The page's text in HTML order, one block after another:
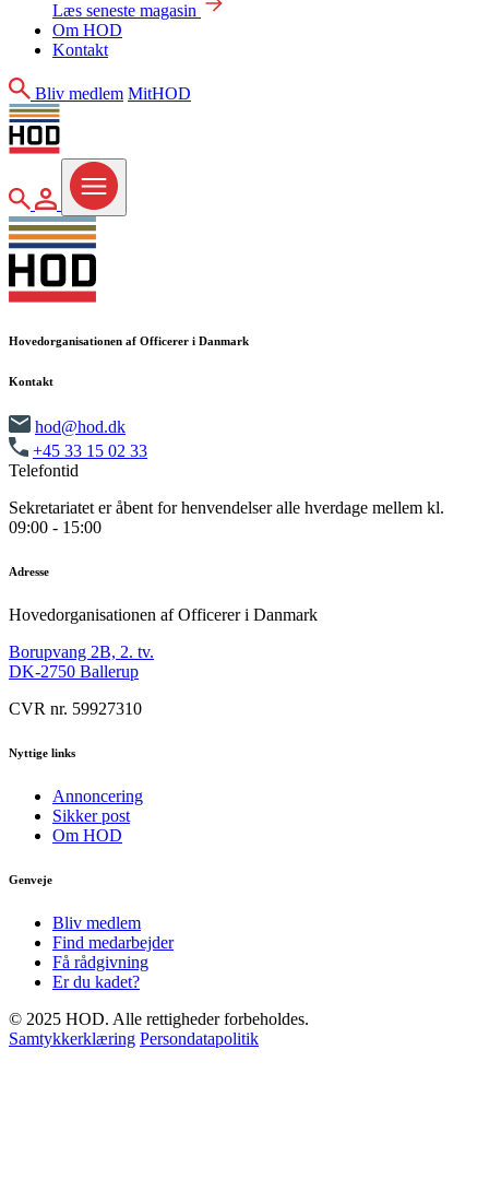
Læs seneste magasin
Om HOD
Kontakt
Søg
Bliv medlem MitHOD
MitHOD
Menu
Hovedorganisationen af Officerer i Danmark
Kontakt
hod@hod.dk
+45 33 15 02 33
Telefontid
Sekretariatet er åbent for henvendelser alle hverdage mellem kl.
09:00 - 15:00
Adresse
Hovedorganisationen af Officerer i Danmark
Borupvang 2B, 2. tv.
DK-2750 Ballerup
CVR nr. 59927310
Nyttige links
Annoncering
Sikker post
Om HOD
Genveje
Bliv medlem
Find medarbejder
Få rådgivning
Er du kadet?
© 2025 HOD. Alle rettigheder forbeholdes.
Samtykkerklæring Persondatapolitik